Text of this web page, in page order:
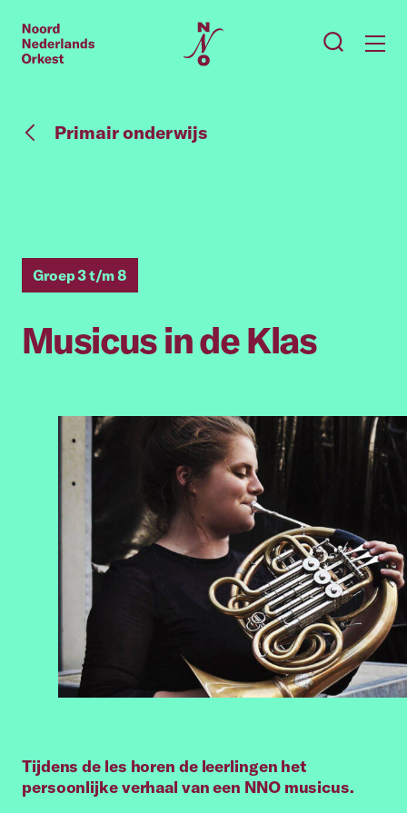
Primair onderwijs
Groep 3 t/m 8
Musicus in de Klas
Tijdens de les horen de leerlingen het
persoonlijke verhaal van een NNO musicus.